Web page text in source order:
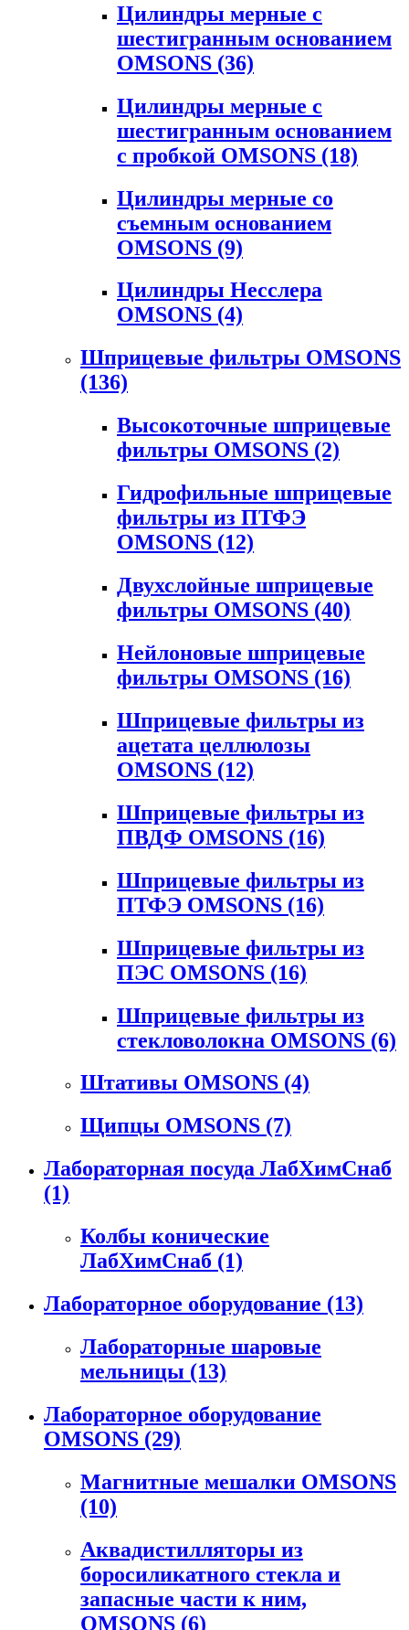
Цилиндры мерные с
шестигранным основанием
OMSONS (36)
Цилиндры мерные с
шестигранным основанием
с пробкой OMSONS (18)
Цилиндры мерные со
съемным основанием
OMSONS (9)
Цилиндры Несслера
OMSONS (4)
Шприцевые фильтры OMSONS
(136)
Высокоточные шприцевые
фильтры OMSONS (2)
Гидрофильные шприцевые
фильтры из ПТФЭ
OMSONS (12)
Двухслойные шприцевые
фильтры OMSONS (40)
Нейлоновые шприцевые
фильтры OMSONS (16)
Шприцевые фильтры из
ацетата целлюлозы
OMSONS (12)
Шприцевые фильтры из
ПВДФ OMSONS (16)
Шприцевые фильтры из
ПТФЭ OMSONS (16)
Шприцевые фильтры из
ПЭС OMSONS (16)
Шприцевые фильтры из
стекловолокна OMSONS (6)
Штативы OMSONS (4)
Щипцы OMSONS (7)
Лабораторная посуда ЛабХимСнаб
(1)
Колбы конические
ЛабХимСнаб (1)
Лабораторное оборудование (13)
Лабораторные шаровые
мельницы (13)
Лабораторное оборудование
OMSONS (29)
Магнитные мешалки OMSONS
(10)
Аквадистилляторы из
боросиликатного стекла и
запасные части к ним,
OMSONS (6)